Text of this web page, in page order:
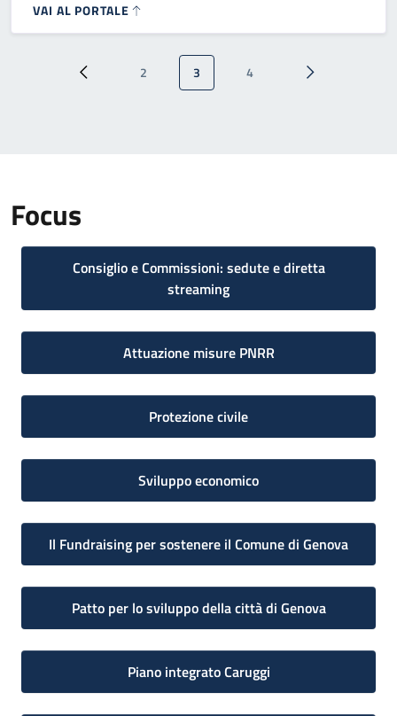
VAI AL PORTALE
Paginazione
Pagina precedente
Pagina
2 Pagina attuale
3 Pagina
4 Pagina
Focus
Consiglio e Commissioni: sedute e diretta
streaming
Attuazione misure PNRR
Protezione civile
Sviluppo economico
Il Fundraising per sostenere il Comune di Genova
Patto per lo sviluppo della città di Genova
Piano integrato Caruggi